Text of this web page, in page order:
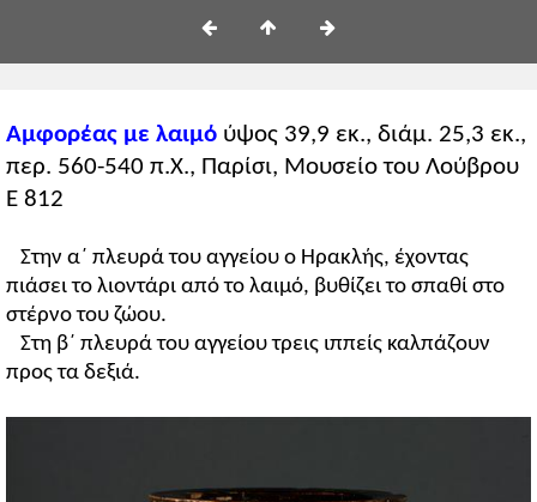
Αμφορέας με λαιμό ύψος 39,9 εκ., διάμ. 25,3 εκ.,
περ. 560-540 π.Χ., Παρίσι, Μουσείο του Λούβρου
E 812
Στην α΄ πλευρά του αγγείου ο Ηρακλής, έχοντας
πιάσει το λιοντάρι από το λαιμό, βυθίζει το σπαθί στο
στέρνο του ζώου.
Στη β΄ πλευρά του αγγείου τρεις ιππείς καλπάζουν
προς τα δεξιά.